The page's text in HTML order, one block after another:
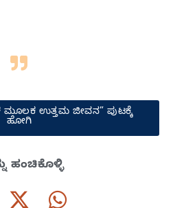
ಮೂಲಕ ಉತ್ತಮ ಜೀವನ” ಪುಟಕ್ಕೆ
ಹೋಗಿ
ಹಂಚಿಕೊಳ್ಳಿ